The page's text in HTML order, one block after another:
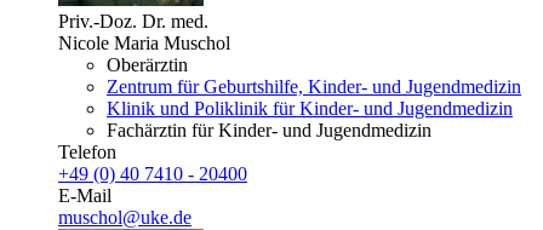
Priv.-Doz. Dr. med.
Nicole Maria Muschol
Oberärztin
Zentrum für Geburtshilfe, Kinder- und Jugendmedizin
Klinik und Poliklinik für Kinder- und Jugendmedizin
Fachärztin für Kinder- und Jugendmedizin
Telefon
+49 (0) 40 7410 - 20400
E-Mail
muschol@uke.de